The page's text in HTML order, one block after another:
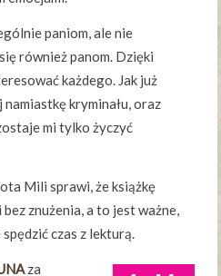
paniom, ale nie
również panom. Dzięki
każdego. Jak już
namiastkę kryminału, oraz
mi tylko życzyć
Mili sprawi, że książkę
znużenia, a to jest ważne,
czas z lekturą.
za